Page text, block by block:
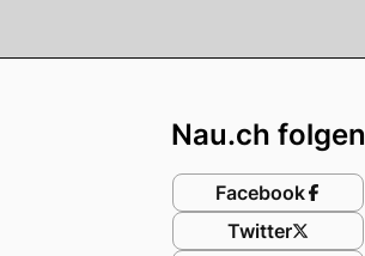
Nau.ch folgen
Facebook
Twitter